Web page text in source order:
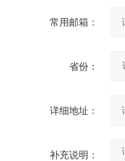
常用邮箱：
省份：
详细地址：
补充说明：